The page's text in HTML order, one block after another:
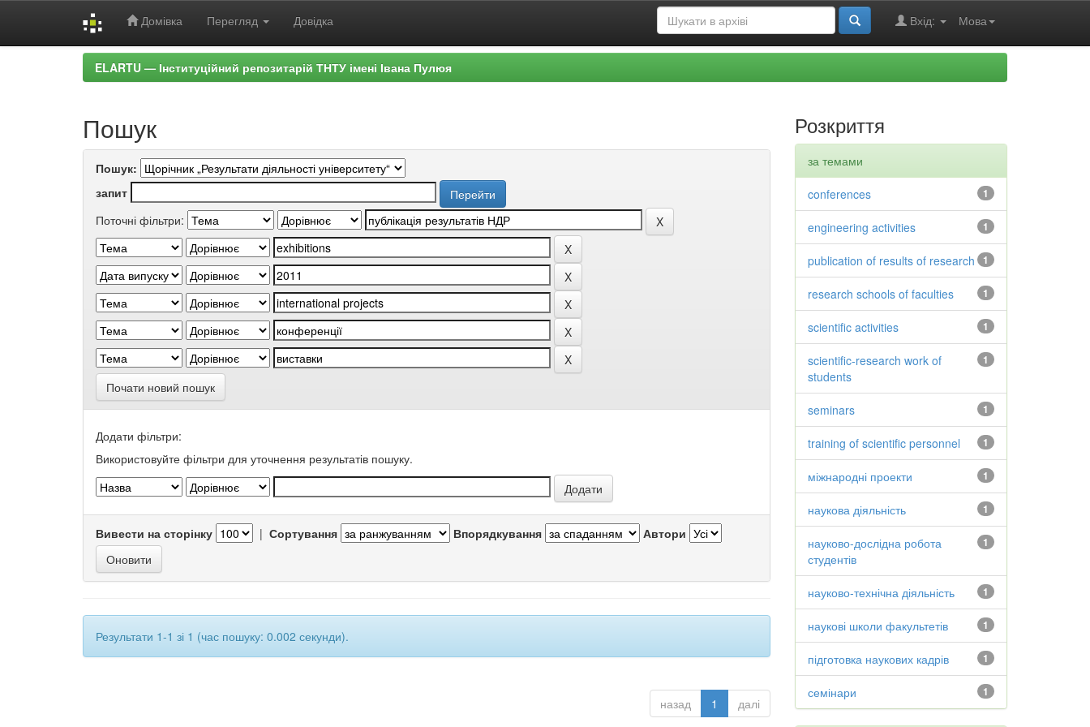
Домівка Перегляд Довідка Мова
Вхід:
ELARTU — Інституційний репозитарій ТНТУ імені Івана Пулюя
Пошук
Пошук:
запит
Поточні фільтри:
Почати новий пошук
Додати фільтри:
Використовуйте фільтри для уточнення результатів пошуку.
Вивести на сторінку | Сортування Впорядкування Автори
Результати 1-1 зі 1 (час пошуку: 0.002 секунди).
назад 1 далі
Розкриття
за темами
1
conferences
1
engineering activities
1
publication of results of research
1
research schools of faculties
1
scientific activities
1
scientific-research work of
students
1
seminars
1
training of scientific personnel
1
міжнародні проекти
1
наукова діяльність
1
науково-дослідна робота
студентів
1
науково-технічна діяльність
1
наукові школи факультетів
1
підготовка наукових кадрів
1
семінари